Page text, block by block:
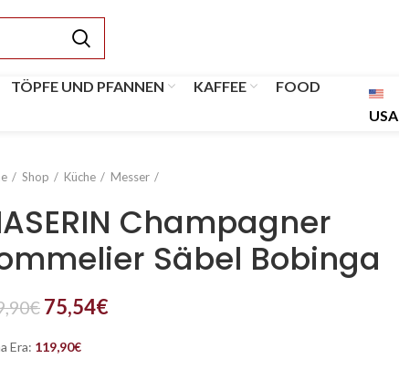
TÖPFE UND PFANNEN KAFFEE FOOD
USA
Shop Küche Messer
Champagner
Säbel Bobinga
€ 75,54€
Era: 119,90€